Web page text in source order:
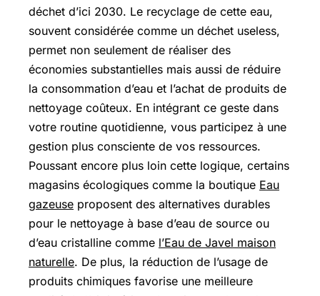
déchet d’ici 2030. Le recyclage de cette eau,
souvent considérée comme un déchet useless,
permet non seulement de réaliser des
économies substantielles mais aussi de réduire
la consommation d’eau et l’achat de produits de
nettoyage coûteux. En intégrant ce geste dans
votre routine quotidienne, vous participez à une
gestion plus consciente de vos ressources.
Poussant encore plus loin cette logique, certains
magasins écologiques comme la boutique Eau
gazeuse proposent des alternatives durables
pour le nettoyage à base d’eau de source ou
d’eau cristalline comme l’Eau de Javel maison
naturelle. De plus, la réduction de l’usage de
produits chimiques favorise une meilleure